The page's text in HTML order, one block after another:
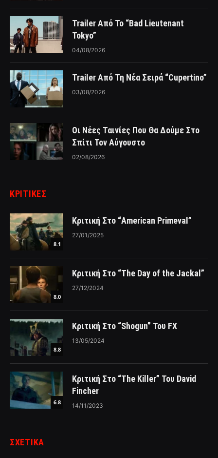
Trailer Από Το “Bad Lieutenant
Tokyo”
04/08/2026
Trailer Από Τη Νέα Σειρά “Cupertino”
03/08/2026
Οι Νέες Ταινίες Που Θα Δούμε Στο
Σπίτι Τον Αύγουστο
02/08/2026
ΚΡΙΤΙΚΈΣ
8.1
Κριτική Στο “American Primeval”
27/01/2025
8.0
Κριτική Στο “The Day of the Jackal”
27/12/2024
8.8
Κριτική Στο “Shogun” Του FX
13/05/2024
6.8
Κριτική Στο “The Killer” Του David
Fincher
14/11/2023
ΣΧΕΤΙΚΑ